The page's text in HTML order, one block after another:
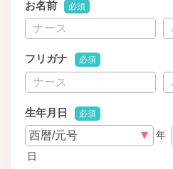
お名前 必須
フリガナ 必須
生年月日 必須
年
日